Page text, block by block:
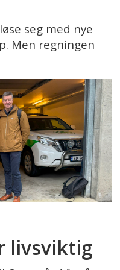
seg med nye
Men regningen
livsviktig